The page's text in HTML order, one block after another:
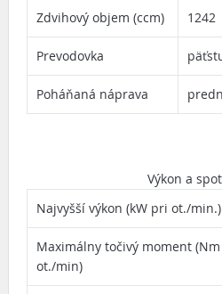
Zdvihový objem (ccm) 1242
Prevodovka
Poháňaná náprava
Výkon a
Najvyšší výkon (kW pri ot./min.)
Maximálny točivý moment
ot./min)